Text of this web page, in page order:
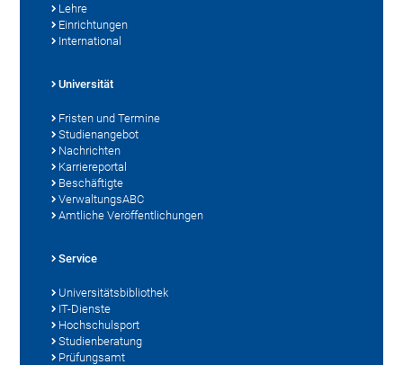
Lehre
Einrichtungen
International
Universität
Fristen und Termine
Studienangebot
Nachrichten
Karriereportal
Beschäftigte
VerwaltungsABC
Amtliche Veröffentlichungen
Service
Universitätsbibliothek
IT-Dienste
Hochschulsport
Studienberatung
Prüfungsamt